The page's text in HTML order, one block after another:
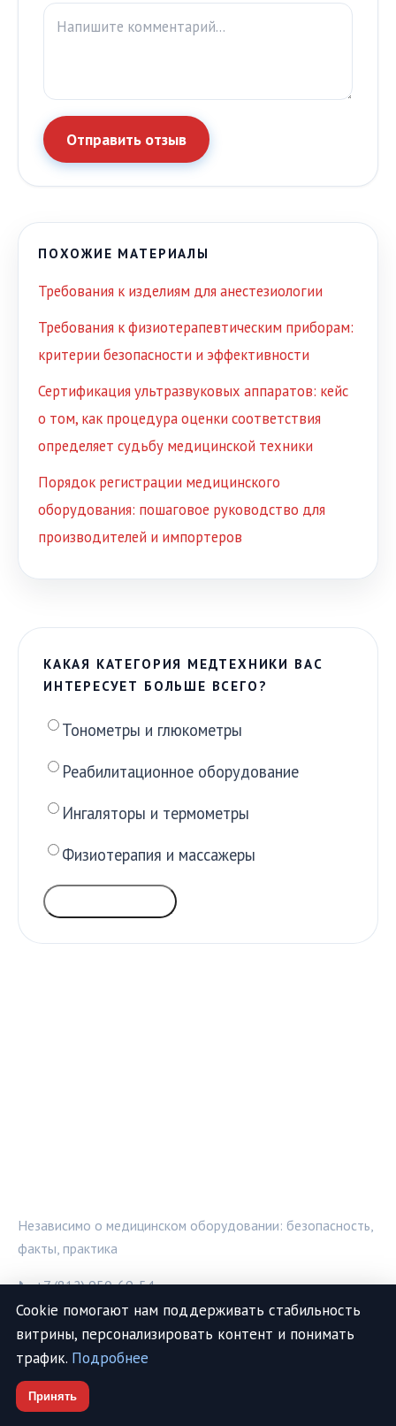
Отправить отзыв
ПОХОЖИЕ МАТЕРИАЛЫ
Требования к изделиям для анестезиологии
Требования к физиотерапевтическим приборам:
критерии безопасности и эффективности
Сертификация ультразвуковых аппаратов: кейс
о том, как процедура оценки соответствия
определяет судьбу медицинской техники
Порядок регистрации медицинского
оборудования: пошаговое руководство для
производителей и импортеров
КАКАЯ КАТЕГОРИЯ МЕДТЕХНИКИ ВАС
ИНТЕРЕСУЕТ БОЛЬШЕ ВСЕГО?
Тонометры и глюкометры
Реабилитационное оборудование
Ингаляторы и термометры
Физиотерапия и массажеры
Независимо о медицинском оборудовании: безопасность,
факты, практика
📞 +7 (812) 950-69-54
РУБРИКИ
Диагностические приборы
Cookie помогают нам поддерживать стабильность
витрины, персонализировать контент и понимать
трафик. Подробнее
Принять